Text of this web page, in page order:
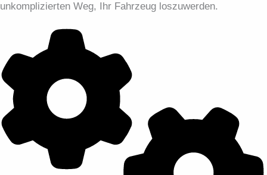
unkomplizierten Weg, Ihr Fahrzeug loszuwerden.